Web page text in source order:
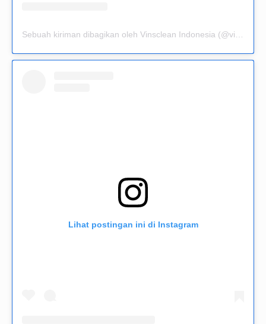
Sebuah kiriman dibagikan oleh Vinsclean Indonesia (@vinsclean.official)
Lihat postingan ini di Instagram